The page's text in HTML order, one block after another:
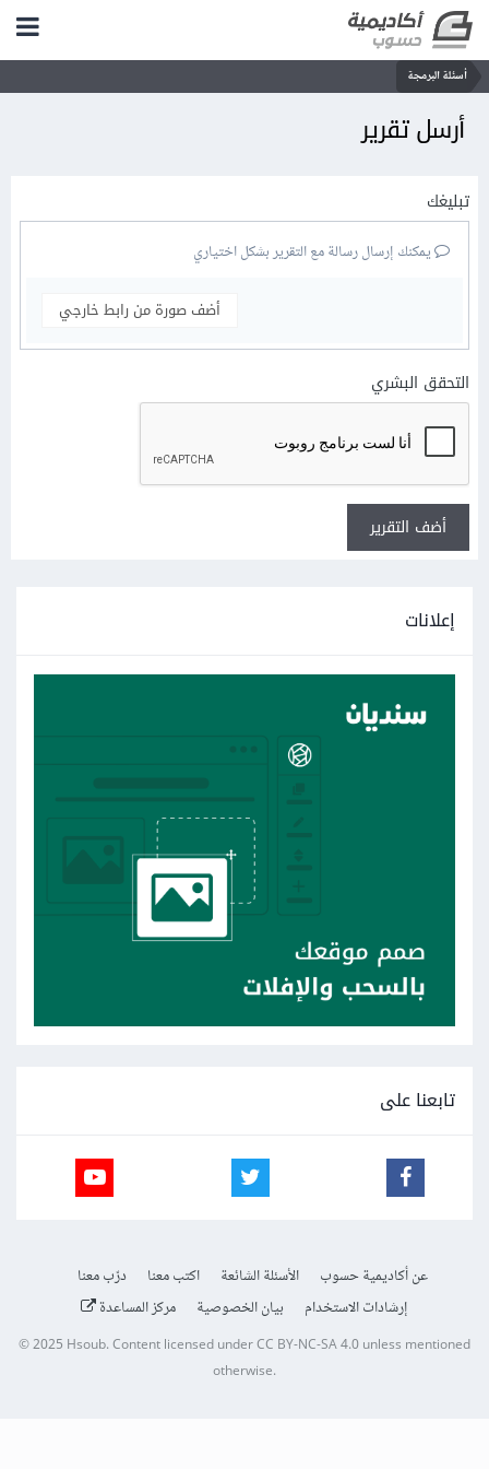
أسئلة البرمجة
أرسل تقرير
تبليغك
يمكنك إرسال رسالة مع التقرير بشكل اختياري
أضف صورة من رابط خارجي
التحقق البشري
أضف التقرير
إعلانات
تابعنا على
عن أكاديمية حسوب الأسئلة الشائعة اكتب معنا
درّب معنا
إرشادات الاستخدام
بيان الخصوصية مركز المساعدة
© 2025 Hsoub.Content licensed underCC BY-NC-SA 4.0unless mentioned
otherwise.